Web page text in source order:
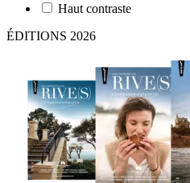
Haut contraste
ÉDITIONS 2026